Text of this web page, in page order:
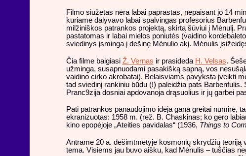
Filmo siužetas nėra labai paprastas, nepaisant jo 14
kuriame dalyvavo labai spalvingas profesorius
milžiniškos patrankos projektą, skirtą šūviui į Mėnulį.
pastatomas ir labai mielos poniutės (vaidino
sviedinys įsminga į dešinę Mėnulio akį. Mėnulis
Čia filme baigiasi Ž. Vernas ir prasideda H. Velsas.
užminga, susapnuodami pasakišką sapną, vos
vaidino cirko akrobatai). Belaisviams pavyksta įveikti
tad sviedinį rankiniu būdu (!) paleidžia pats
Pranc9zija dosniai apdovanoja drąsuolius ir jų garbei
Pati patrankos panaudojimo idėja gana greitai numirė,
ekranizuotas: 1958 m. (rež. B. Chaskinas; ko gero
kino epopėjoje „Ateities pavidalas“ (1936, Things to
Antrame 20 a. dešimtmetyje kosmonių skrydžių teoriją
tema. Visiems jau buvo aišku, kad Mėnulis – tuščias